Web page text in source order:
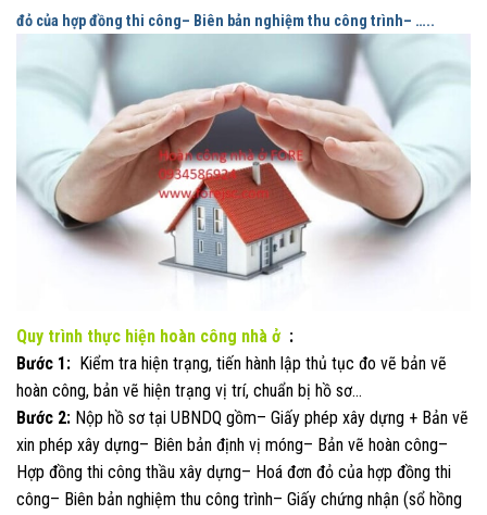
đỏ của hợp đồng thi công– Biên bản nghiệm thu công trình– …..
Quy trình thực hiện hoàn công nhà ở :
Bước 1: Kiểm tra hiện trạng, tiến hành lập thủ tục đo vẽ bản vẽ
hoàn công, bản vẽ hiện trạng vị trí, chuẩn bị hồ sơ…
Bước 2: Nộp hồ sơ tại UBNDQ gồm– Giấy phép xây dựng + Bản vẽ
xin phép xây dựng– Biên bản định vị móng– Bản vẽ hoàn công–
Hợp đồng thi công thầu xây dựng– Hoá đơn đỏ của hợp đồng thi
công– Biên bản nghiệm thu công trình– Giấy chứng nhận (sổ hồng